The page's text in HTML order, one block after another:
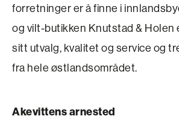
forretninger er å finne i
og vilt-butikken Knutstad & Holen
sitt utvalg, kvalitet og service og
fra hele østlandsområdet.
Akevittens arnested